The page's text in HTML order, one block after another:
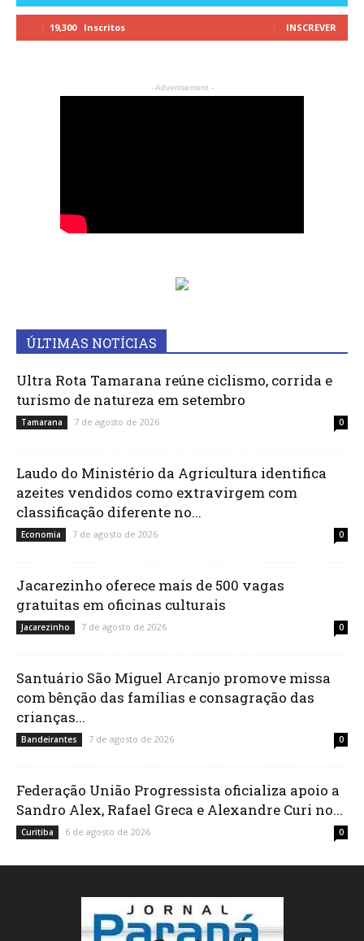
19,300 Inscritos INSCREVER
- Advertisement -
ÚLTIMAS NOTÍCIAS
Ultra Rota Tamarana reúne ciclismo, corrida e
turismo de natureza em setembro
Tamarana 7 de agosto de 2026 0
Laudo do Ministério da Agricultura identifica
azeites vendidos como extravirgem com
classificação diferente no...
Economia 7 de agosto de 2026 0
Jacarezinho oferece mais de 500 vagas
gratuitas em oficinas culturais
Jacarezinho 7 de agosto de 2026 0
Santuário São Miguel Arcanjo promove missa
com bênção das famílias e consagração das
crianças...
Bandeirantes 7 de agosto de 2026 0
Federação União Progressista oficializa apoio a
Sandro Alex, Rafael Greca e Alexandre Curi no...
Curitiba 6 de agosto de 2026 0